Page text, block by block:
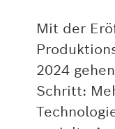
Mit der
2024
Schritt: